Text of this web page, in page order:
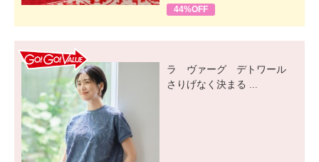
44%OFF
ラ ヴァーグ デトワール
さりげなく決まる ...